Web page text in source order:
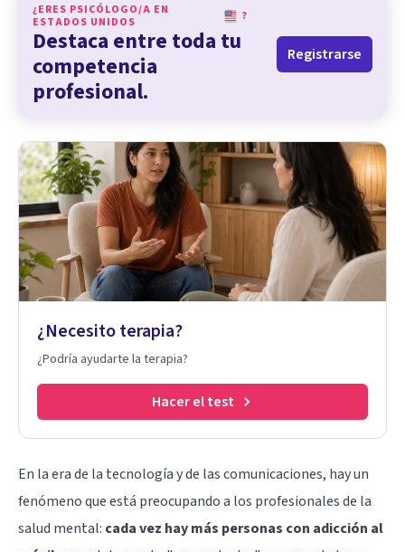
¿ERES PSICÓLOGO/A EN
ESTADOS UNIDOS
?
Destaca entre toda tu
competencia
profesional.
Registrarse
¿Necesito terapia?
¿Podría ayudarte la terapia?
Hacer el test
En la era de la tecnología y de las comunicaciones, hay un
fenómeno que está preocupando a los profesionales de la
salud mental: cada vez hay más personas con adicción al